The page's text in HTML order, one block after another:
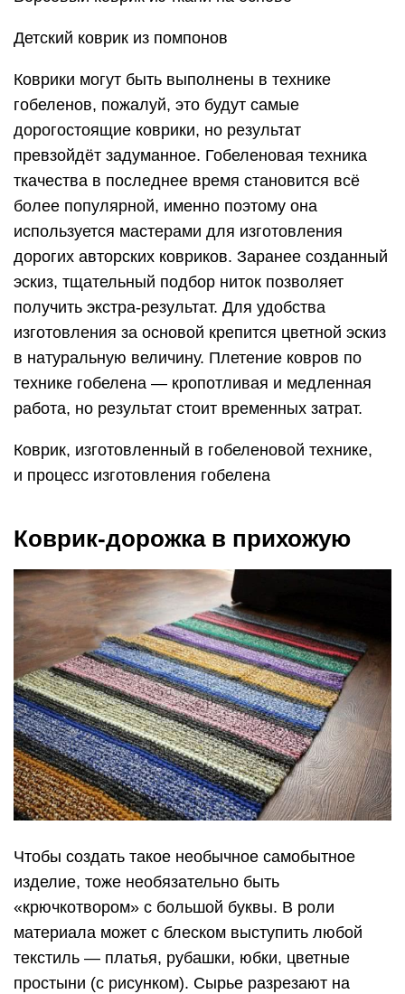
Детский коврик из помпонов
Коврики могут быть выполнены в технике
гобеленов, пожалуй, это будут самые
дорогостоящие коврики, но результат
превзойдёт задуманное. Гобеленовая техника
ткачества в последнее время становится всё
более популярной, именно поэтому она
используется мастерами для изготовления
дорогих авторских ковриков. Заранее созданный
эскиз, тщательный подбор ниток позволяет
получить экстра-результат. Для удобства
изготовления за основой крепится цветной эскиз
в натуральную величину. Плетение ковров по
технике гобелена — кропотливая и медленная
работа, но результат стоит временных затрат.
Коврик, изготовленный в гобеленовой технике,
и процесс изготовления гобелена
Коврик-дорожка в прихожую
Чтобы создать такое необычное самобытное
изделие, тоже необязательно быть
«крючкотвором» с большой буквы. В роли
материала может с блеском выступить любой
текстиль — платья, рубашки, юбки, цветные
простыни (с рисунком). Сырье разрезают на